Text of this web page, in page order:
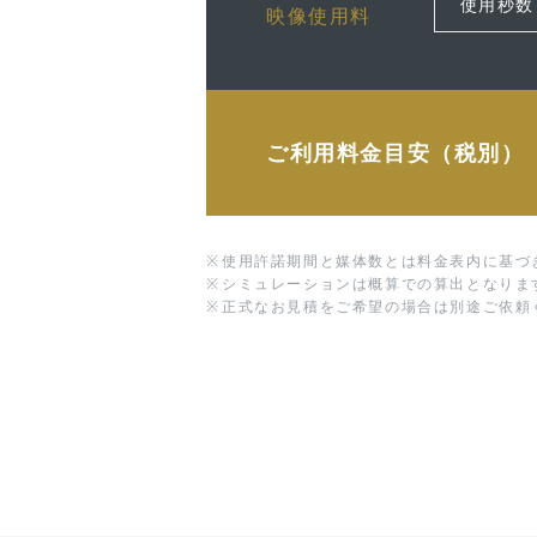
映像使用料
ご利用料金目安（税別）
※ 使用許諾期間と媒体数とは料金表内に基づ
※ シミュレーションは概算での算出となりま
※ 正式なお見積をご希望の場合は別途ご依頼